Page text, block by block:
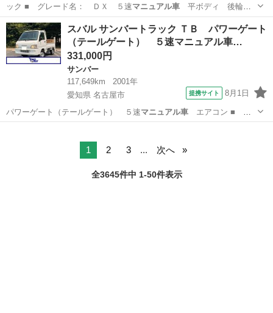
ック ■ グレード名： ＤＸ ５速マニュアル車平ボディ 後輪シ
ングルタイヤ 最…
愛知 愛知郡 その他
スバル サンバートラック ＴＢ パワーゲート
（テールゲート） ５速マニュアル車…
331,000円
サンバー
117,649km
2001年
愛知県 名古屋市
提携サイト 8月1日
パワーゲート（テールゲート） ５速マニュアル車エアコン ■ 排
気量： 660c…
1 2 3 ... 次へ
全3645件中 1-50件表示